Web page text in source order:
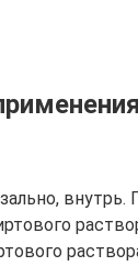
внутрь.